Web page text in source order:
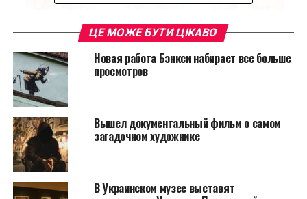
ЦЕ МОЖЕ БУТИ ЦІКАВО
Новая работа Бэнкси набирает все больше
просмотров
Вышел документальный фильм о самом
загадочном художнике
В Украинском музее выставят